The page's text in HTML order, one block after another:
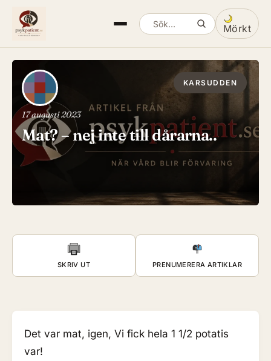
Sök artiklar Mörkt
Växla
KARSUDDEN
17 augusti 2023
Mat? – nej inte till dårarna..
SKRIV UT PRENUMERERA ARTIKLAR
Det var mat, igen, Vi fick hela 1 1/2 potatis
var!